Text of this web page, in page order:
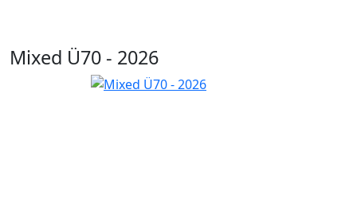
Mixed Ü70 - 2026